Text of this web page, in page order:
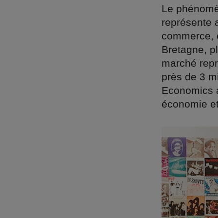
Le
représente
commerce,
Bretagne,
marché
près de 3
Economics
économie